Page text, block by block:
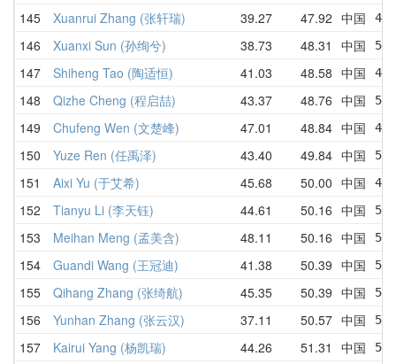
145 Xuanrui Zhang (张轩瑞) 39.27 47.92 中国
146 Xuanxi Sun (孙绚兮) 38.73 48.31 中国
147 Shiheng Tao (陶适恒) 41.03 48.58 中国
148 Qizhe Cheng (程启喆) 43.37 48.76 中国
149 Chufeng Wen (文楚峰) 47.01 48.84 中国
150 Yuze Ren (任禹泽) 43.40 49.84 中国
151 Aixi Yu (于艾希) 45.68 50.00 中国
152 Tianyu Li (李天钰) 44.61 50.16 中国
153 Meihan Meng (孟美含) 48.11 50.16 中国
154 Guandi Wang (王冠迪) 41.38 50.39 中国
155 Qihang Zhang (张绮航) 45.35 50.39 中国
156 Yunhan Zhang (张云汉) 37.11 50.57 中国
157 Kairui Yang (杨凯瑞) 44.26 51.31 中国